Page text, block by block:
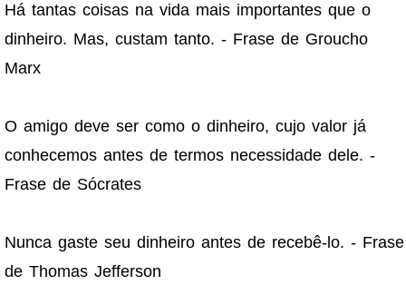
Há tantas coisas na vida mais importantes que o
dinheiro. Mas, custam tanto. - Frase de Groucho
Marx
O amigo deve ser como o dinheiro, cujo valor já
conhecemos antes de termos necessidade dele. -
Frase de Sócrates
Nunca gaste seu dinheiro antes de recebê-lo. - Frase
de Thomas Jefferson